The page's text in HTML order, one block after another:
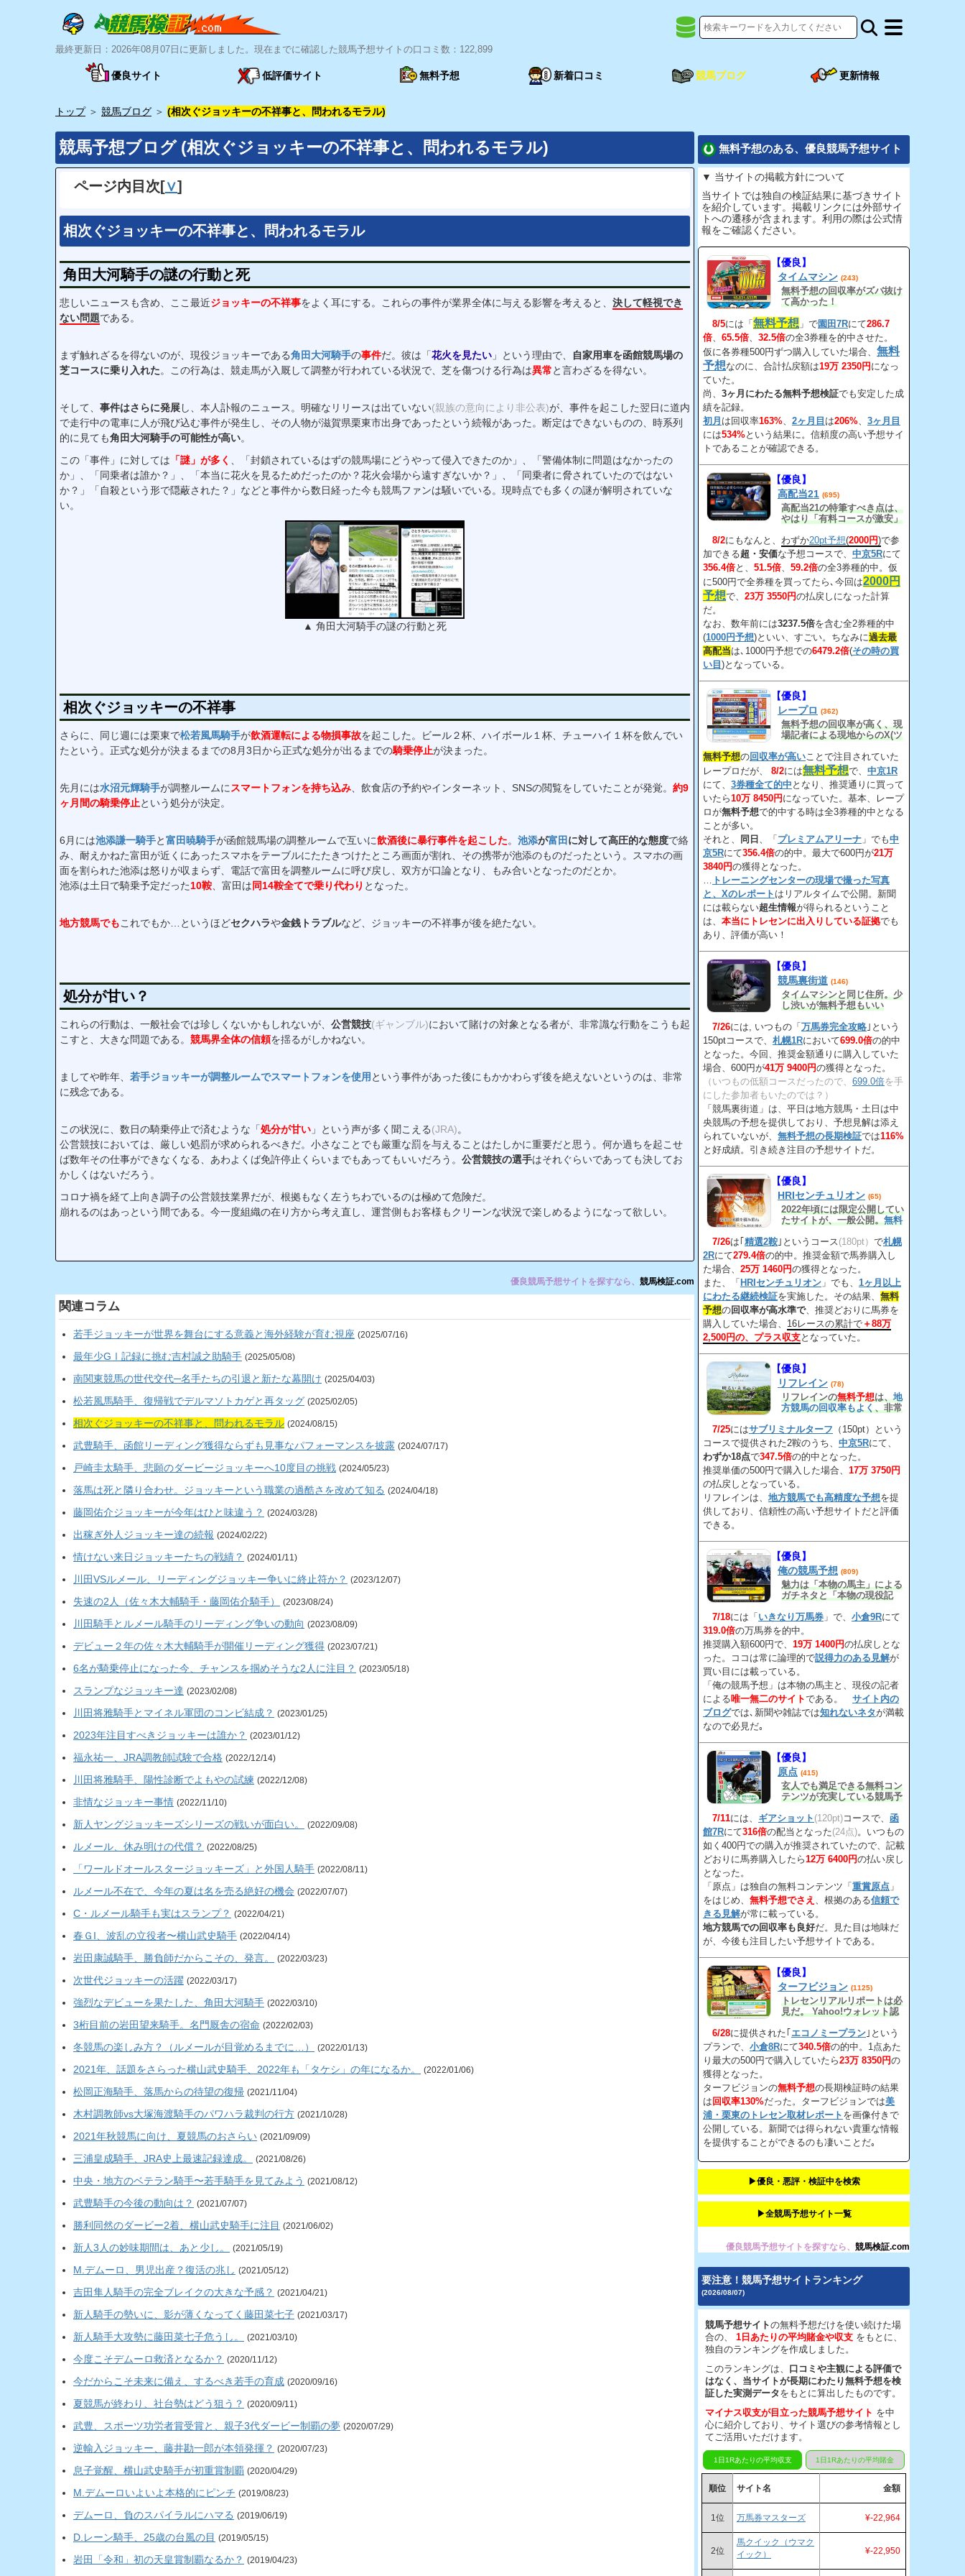
最終更新日：2026年08月07日に更新しました。現在までに確認した競馬予想サイトの口コミ数：122,899
優良サイト 低評価サイト 無料予想 新着口コミ 競馬ブログ 更新情報
トップ ＞ 競馬ブログ ＞ (相次ぐジョッキーの不祥事と、問われるモラル)
競馬予想ブログ (相次ぐジョッキーの不祥事と、問われるモラル)
ページ内目次[∨]
相次ぐジョッキーの不祥事と、問われるモラル
角田大河騎手の謎の行動と死
悲しいニュースも含め、ここ最近ジョッキーの不祥事をよく耳にする。これらの事件が業界全体に与える影響を考えると、 決して軽視でき
ない問題である。
まず触れざるを得ないのが、現役ジョッキーである角田大河騎手の事件だ。彼は「花火を見たい 」という理由で、
自家用車を函館競馬場の
芝コースに乗り入れた。この行為は、競走馬が入厩して調整が行われている状況で、芝を傷つける行為は異常と言わざるを得ない。
そして、 事件はさらに発展し、本人訃報のニュース。明確なリリースは出ていない(親族の意向により非公表)が、事件を起こした翌日に道内
で走行中の電車に人が飛び込む事件が発生し、その人物が滋賀県栗東市出身であったという続報があった。断定はできないものの、時系列
的に見ても角田大河騎手の可能性が高い。
この「事件」に対しては 「謎」が多く
、「封鎖されているはずの競馬場にどうやって侵入できたのか」、「警備体制に問題はなかったの
か」、「同乗者は誰か？」、「本当に花火を見るためだったのか？花火会場から遠すぎないか？」、「同乗者に脅されていたのではない
か？」「自殺という形で隠蔽された？」などと事件から数日経った今も競馬ファンは騒いでいる。現時点でも多くの謎が解明されていな
い。
▲ 角田大河騎手の謎の行動と死
相次ぐジョッキーの不祥事
さらに、同じ週には栗東で松若風馬騎手が飲酒運転による物損事故を起こした。ビール２杯、ハイボール１杯、チューハイ１杯を飲んでい
たという。正式な処分が決まるまでの8月3日から正式な処分が出るまでの騎乗停止が決まった。
先月には水沼元輝騎手が調整ルームにスマートフォンを持ち込み、飲食店の予約やインターネット、SNSの閲覧をしていたことが発覚。 約9
ヶ月間の騎乗停止という処分が決定。
6月には池添謙一騎手と富田暁騎手が函館競馬場の調整ルームで互いに飲酒後に暴行事件を起こした。 池添が富田 に対して高圧的な態度で絡
み、耐えかねた富田が近くにあったスマホをテーブルにたたきつけたところ画面が割れ、その携帯が池添のものだったという。スマホの画
面を割られた池添は怒りが収まらず、電話で富田を調整ルームに呼び戻し、双方が口論となり、もみ合いとなったのだとか。
池添は土日で騎乗予定だった10鞍、富田は同14鞍全てで乗り代わり となった。
地方競馬でもこれでもか…というほどセクハラや金銭トラブルなど、ジョッキーの不祥事が後を絶たない。
処分が甘い？
これらの行動は、一般社会では珍しくないかもしれないが、 公営競技(ギャンブル)において賭けの対象となる者が、非常識な行動をこうも起
こすと、大きな問題である。 競馬界全体の信頼を揺るがしかねない。
ましてや昨年、 若手ジョッキーが調整ルームでスマートフォンを使用 という事件があった後にもかかわらず後を絶えないというのは、非常
に残念である。
この状況に、数日の騎乗停止で済むような「処分が甘い 」という声が多く聞こえる(JRA)。
公営競技においては、厳しい処罰が求められるべきだ。小さなことでも厳重な罰を与えることはたしかに重要だと思う。何か過ちを起こせ
ば数年その仕事ができなくなる、あわよくば免許停止くらいまでもあってもいいだろう。 公営競技の選手はそれぐらいであっても決してお
かしくはないだろう。
コロナ禍を経て上向き調子の公営競技業界だが、根拠もなく左うちわでいるのは極めて危険だ。
崩れるのはあっという間である。今一度組織の在り方から考え直し、運営側もお客様もクリーンな状況で楽しめるようになって欲しい。
優良競馬予想サイトを探すなら、 競馬検証.com
関連コラム
若手ジョッキーが世界を舞台にする意義と海外経験が育む視座 (2025/07/16)
最年少GⅠ記録に挑む吉村誠之助騎手 (2025/05/08)
南関東競馬の世代交代─名手たちの引退と新たな幕開け (2025/04/03)
松若風馬騎手、復帰戦でデルマソトカゲと再タッグ (2025/02/05)
相次ぐジョッキーの不祥事と、問われるモラル (2024/08/15)
武豊騎手、函館リーディング獲得ならずも見事なパフォーマンスを披露 (2024/07/17)
戸崎圭太騎手、悲願のダービージョッキーへ10度目の挑戦 (2024/05/23)
落馬は死と隣り合わせ。ジョッキーという職業の過酷さを改めて知る (2024/04/18)
藤岡佑介ジョッキーが今年はひと味違う？ (2024/03/28)
出稼ぎ外人ジョッキー達の続報 (2024/02/22)
情けない来日ジョッキーたちの戦績？ (2024/01/11)
川田VSルメール、リーディングジョッキー争いに終止符か？ (2023/12/07)
失速の2人（佐々木大輔騎手・藤岡佑介騎手） (2023/08/24)
川田騎手とルメール騎手のリーディング争いの動向 (2023/08/09)
デビュー２年の佐々木大輔騎手が開催リーディング獲得 (2023/07/21)
6名が騎乗停止になった今、チャンスを掴めそうな2人に注目？ (2023/05/18)
スランプなジョッキー達 (2023/02/08)
川田将雅騎手とマイネル軍団のコンビ結成？ (2023/01/25)
2023年注目すべきジョッキーは誰か？ (2023/01/12)
福永祐一、JRA調教師試験で合格 (2022/12/14)
川田将雅騎手、陽性診断でよもやの試練 (2022/12/08)
非情なジョッキー事情 (2022/11/10)
新人ヤングジョッキーズシリーズの戦いが面白い。 (2022/09/08)
ルメール、休み明けの代償？ (2022/08/25)
「ワールドオールスタージョッキーズ」と外国人騎手 (2022/08/11)
ルメール不在で、今年の夏は名を売る絶好の機会 (2022/07/07)
C・ルメール騎手も実はスランプ？ (2022/04/21)
春ＧI、波乱の立役者〜横山武史騎手 (2022/04/14)
岩田康誠騎手、勝負師だからこその、発言。 (2022/03/23)
次世代ジョッキーの活躍 (2022/03/17)
強烈なデビューを果たした、角田大河騎手 (2022/03/10)
3桁目前の岩田望来騎手。名門厩舎の宿命 (2022/02/03)
冬競馬の楽しみ方？（ルメールが目覚めるまでに…） (2022/01/13)
2021年、話題をさらった横山武史騎手、2022年も「タケシ」の年になるか。 (2022/01/06)
松岡正海騎手、落馬からの待望の復帰 (2021/11/04)
木村調教師vs大塚海渡騎手のパワハラ裁判の行方 (2021/10/28)
2021年秋競馬に向け、夏競馬のおさらい (2021/09/09)
三浦皇成騎手、JRA史上最速記録達成。 (2021/08/26)
中央・地方のベテラン騎手〜若手騎手を見てみよう (2021/08/12)
武豊騎手の今後の動向は？ (2021/07/07)
勝利同然のダービー2着、横山武史騎手に注目 (2021/06/02)
新人3人の妙味期間は、あと少し。 (2021/05/19)
M.デムーロ、男児出産？復活の兆し (2021/05/12)
吉田隼人騎手の完全ブレイクの大きな予感？ (2021/04/21)
新人騎手の勢いに、影が薄くなってく藤田菜七子 (2021/03/17)
新人騎手大攻勢に藤田菜七子危うし。 (2021/03/10)
今度こそデムーロ救済となるか？ (2020/11/12)
今だからこそ未来に備え、するべき若手の育成 (2020/09/16)
夏競馬が終わり、社台勢はどう狙う？ (2020/09/11)
武豊、スポーツ功労者賞受賞と、親子3代ダービー制覇の夢 (2020/07/29)
逆輸入ジョッキー、藤井勘一郎が本領発揮？ (2020/07/23)
息子覚醒、横山武史騎手が初重賞制覇 (2020/04/29)
M.デムーロいよいよ本格的にピンチ (2019/08/23)
デムーロ、負のスパイラルにハマる (2019/06/19)
D.レーン騎手、25歳の台風の目 (2019/05/15)
岩田「令和」初の天皇賞制覇なるか？ (2019/04/23)
無料予想のある、優良競馬予想サイト
▼ 当サイトの掲載方針について
当サイトでは独自の検証結果に基づきサイト
を紹介しています。掲載リンクには外部サイ
トへの遷移が含まれます。利用の際は公式情
報をご確認ください。
【優良】
タイムマシン (243)
無料予想の回収率がズバ抜け
て高かった！
は、1回目の回収率が163%、
2回目が206%、3回目が534%
だ。
8/5には「 無料予想 」で園田7Rにて286.7
倍、 65.5倍、 32.5倍の全3券種を的中させた。
仮に各券種500円ずつ購入していた場合、 無料
予想なのに、合計払戻額は19万 2350円 になっ
ていた。
尚、 3ヶ月にわたる無料予想検証でも安定した成
績を記録。
初月 は回収率163%、 2ヶ月目 は206%、 3ヶ月目
には534%という結果に。信頼度の高い予想サイ
トであることが確認できる。
【優良】
高配当21 (695)
高配当21の特筆すべき点は、
やはり「有料コースが激安」
8/2にもなんと、 わずか20pt予想(2000円)で参
加できる超・安価な予想コースで、 中京5Rにて
356.4倍と、 51.5倍、 59.2倍の全3券種的中。仮
に500円で全券種を買ってたら､今回は2000円
予想で、 23万 3550円の払戻しになった計算
だ。
なお、数年前には3237.5倍を含む全2券種的中
(1000円予想)といい、すごい。ちなみに過去最
高配当は､1000円予想での6479.2倍(その時の買
い目 )となっている。
【優良】
レープロ (362)
無料予想の回収率が高く、現
場記者による現地からのX(ツ
無料予想の回収率が高いことで注目されていた
レープロだが、 8/2には無料予想で、 中京1R
にて、 3券種全て的中 となり、推奨通りに買って
いたら10万 8450円 になっていた。基本、レープ
ロが無料予想で的中する時は全3券種的中となる
ことが多い。
それと、
同日 、「 プレミアムアリーナ 」でも中
京5Rにて356.4倍の的中。最大で600円が21万
3840円の獲得となった。
… トレーニングセンターの現場で撮った写真
と、Xのレポート はリアルタイムで公開。新聞
には載らない超生情報が得られるということ
は、 本当にトレセンに出入りしている証拠でも
あり、評価が高い！
【優良】
競馬裏街道 (146)
タイムマシンと同じ住所。少
し渋いが無料予想もいい
7/26には, いつもの「 万馬券完全攻略 ｣という
150ptコースで、 札幌1Rにおいて699.0倍の的中
となった。今回、推奨金額通りに購入していた
場合、600円が41万 9400円の獲得となった。
（いつもの低額コースだったので、 699.0倍を手
にした参加者もいたのでは？）
「競馬裏街道」は、平日は地方競馬・土日は中
央競馬の予想を提供しており、予想見解は添え
られていないが、 無料予想の長期検証では116%
と好成績。引き続き注目の予想サイトだ。
【優良】
HRIセンチュリオン (65)
2022年頃には限定公開してい
たサイトが、一般公開。無料
7/26は｢ 精選2鞍 ｣というコース(180pt） で札幌
2Rにて279.4倍の的中。推奨金額で馬券購入し
た場合、 25万 1460円の獲得となった。
また、「 HRIセンチュリオン 」でも、 1ヶ月以上
にわたる継続検証を実施した。その結果、 無料
予想の回収率が高水準で、推奨どおりに馬券を
購入していた場合、 16レースの累計で ＋88万
2,500円の、プラス収支となっていた。
【優良】
リフレイン (78)
リフレインの無料予想は、地
方競馬の回収率もよく、非常
っている。
7/25にはサブリミナルターフ （150pt）という
コースで提供された2鞍のうち、 中京5Rにて、
わずか18点で347.5倍の的中となった。
推奨単価の500円で購入した場合、 17万 3750円
の払戻しとなっている。
リフレインは、 地方競馬でも高精度な予想を提
供しており、信頼性の高い予想サイトだと評価
できる。
【優良】
俺の競馬予想 (809)
魅力は「本物の馬主」による
ガチネタと「本物の現役記
7/18には「 いきなり万馬券 」で、 小倉9Rにて
319.0倍の万馬券を的中。
推奨購入額600円で、 19万 1400円の払戻しとな
った。ココは常に論理的で説得力のある見解が
買い目には載っている。
「俺の競馬予想」は本物の馬主と、現役の記者
による唯一無二のサイトである。 サイト内の
ブログでは､新聞や雑誌では知れないネタが満載
なので必見だ｡
【優良】
原点 (415)
玄人でも満足できる無料コン
テンツが充実している競馬予
も読み応えのある納得の見解
が載っている。
7/11には、 ギアショット (120pt)コースで、 函
館7Rにて316倍の配当となった(24点)。いつもの
如く400円での購入が推奨されていたので、記載
どおりに馬券購入したら12万 6400円の払い戻し
となった。
「原点」は独自の無料コンテンツ「 重賞原点 」
をはじめ、 無料予想でさえ 、根拠のある信頼で
きる見解が常に載っている。
地方競馬での回収率も良好だ。見た目は地味だ
が、今後も注目したい予想サイトである。
【優良】
ターフビジョン (1125)
トレセンリアルリポートは必
見だ。 Yahoo!ウォレット認
6/28に提供された｢ エコノミープラン ｣という
プランで、 小倉8Rにて340.5倍の的中。1点あた
り最大の500円で購入していたら23万 8350円の
獲得となった。
ターフビジョンの無料予想の長期検証時の結果
は 回収率130%だった。ターフビジョンでは美
浦・栗東のトレセン取材レポート を画像付きで
公開している。新聞では得られない貴重な情報
を提供することができるのも凄いことだ｡
▶︎優良・悪評・検証中を検索
▶︎全競馬予想サイト一覧
優良競馬予想サイトを探すなら、 競馬検証.com
要注意！競馬予想サイトランキング
(2026/08/07)
競馬予想サイトの無料予想だけを使い続けた場
合の、
1日あたりの平均賭金や収支
独自のランキングを作成しました。
このランキングは、 口コミや主観による評価で
はなく、当サイトが長期にわたり無料予想を検
証した実測データをもとに算出したものです。
マイナス収支が目立った競馬予想サイト
心に紹介しており、サイト選びの参考情報とし
てご活用いただけます。
1日1Rあたりの平均収支 1日1Rあたりの平均賭金
順位 サイト名 金額
1位 万馬券マスターズ ¥-22,964
2位
馬クイック（ウマク
イック）
¥-22,950